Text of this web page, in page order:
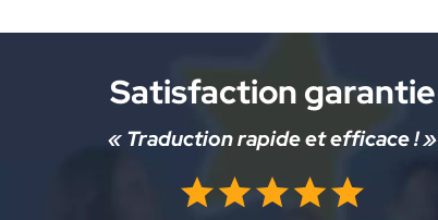
Satisfaction garantie
« Traduction rapide et efficace ! »